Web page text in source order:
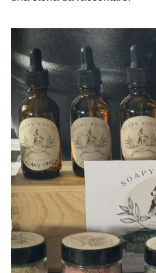
Strade insaponate